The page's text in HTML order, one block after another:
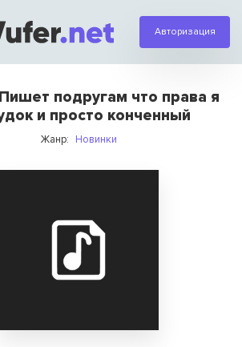
Авторизация
подругам что права я
и просто конченный
Жанр: Новинки